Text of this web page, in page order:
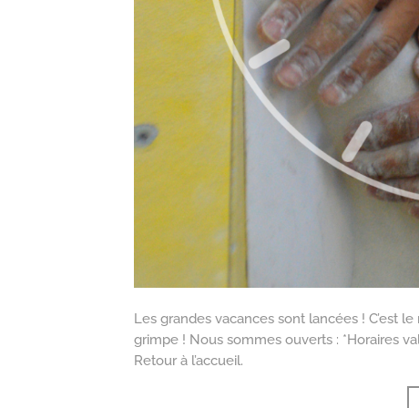
Les grandes vacances sont lancées ! C’est
grimpe ! Nous sommes ouverts : *Horaires
Retour à l’accueil.